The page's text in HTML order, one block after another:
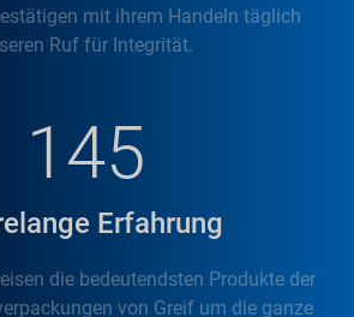
mit ihrem Handeln täglich
Ruf für Integrität.
145
Erfahrung
die bedeutendsten Produkte der
von Greif um die ganze